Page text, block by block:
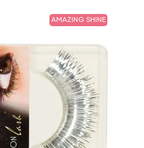
AMAZING SHINE